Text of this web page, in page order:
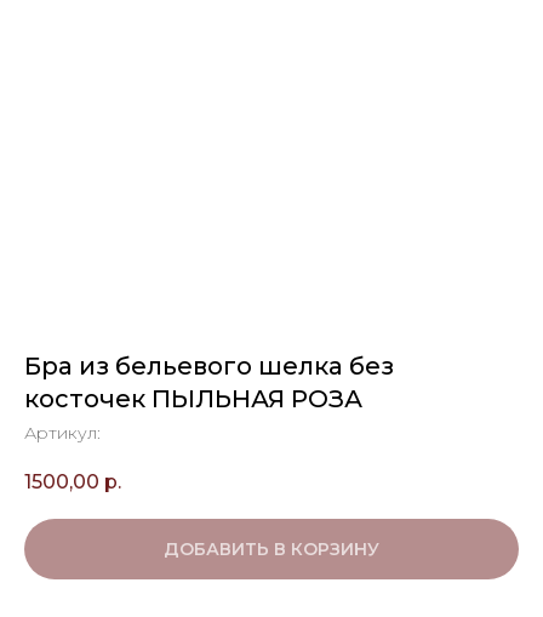
Бра из бельевого шелка без
косточек ПЫЛЬНАЯ РОЗА
Артикул:
1500,00 р.
ДОБАВИТЬ В КОРЗИНУ